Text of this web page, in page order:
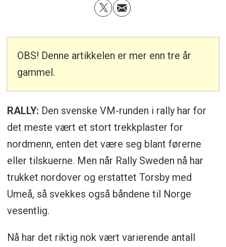
OBS! Denne artikkelen er mer enn tre år
gammel.
RALLY: Den svenske VM-runden i rally har for
det meste vært et stort trekkplaster for
nordmenn, enten det være seg blant førerne
eller tilskuerne. Men når Rally Sweden nå har
trukket nordover og erstattet Torsby med
Umeå, så svekkes også båndene til Norge
vesentlig.
Nå har det riktig nok vært varierende antall